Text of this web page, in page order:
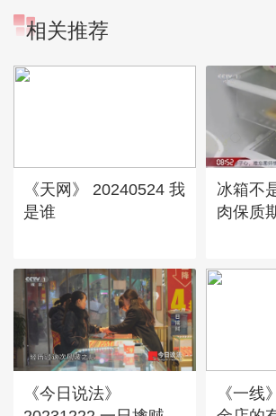
相关推荐
《天网》 20240524 我
是谁
冰箱不
肉保质
《今日说法》
《一线